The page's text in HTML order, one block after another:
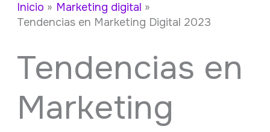
Inicio
Marketing digital
Tendencias en Marketing Digital 2023
Tendencias en
Marketing